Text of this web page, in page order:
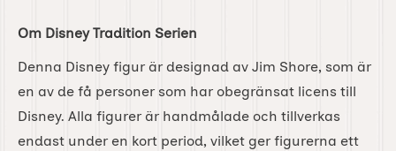
Om Disney Tradition Serien
Denna Disney figur är designad av Jim Shore, som är
en av de få personer som har obegränsat licens till
Disney. Alla figurer är handmålade och tillverkas
endast under en kort period, vilket ger figurerna ett